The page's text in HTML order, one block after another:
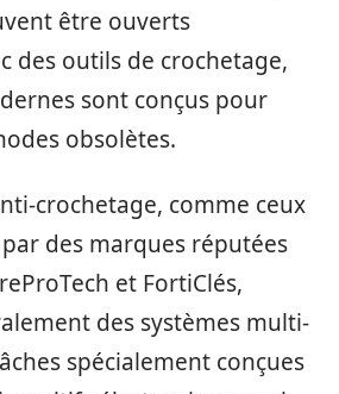
être ouverts
des outils de crochetage,
sont conçus pour
obsolètes.
crochetage, comme ceux
des marques réputées
et FortiClés,
des systèmes multi-
spécialement conçues